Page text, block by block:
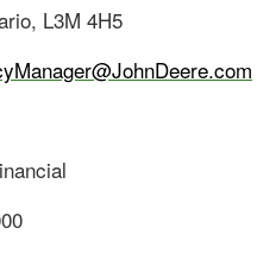
L3M 4H5